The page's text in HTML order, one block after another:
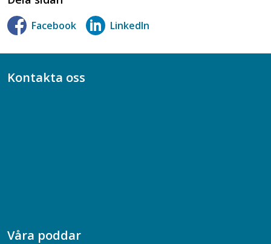
Facebook LinkedIn
Kontakta oss
Våra poddar